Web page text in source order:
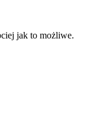
jak to możliwe.